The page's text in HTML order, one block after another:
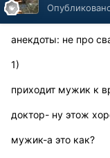
анекдоты: не про
1)
приходит мужик к
доктор- ну этож
мужик-а это как?